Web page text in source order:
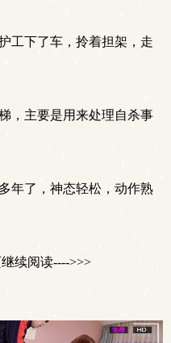
工下了车，拎着担架，走
，主要是用来处理自杀事
年了，神态轻松，动作熟
续阅读---->>>